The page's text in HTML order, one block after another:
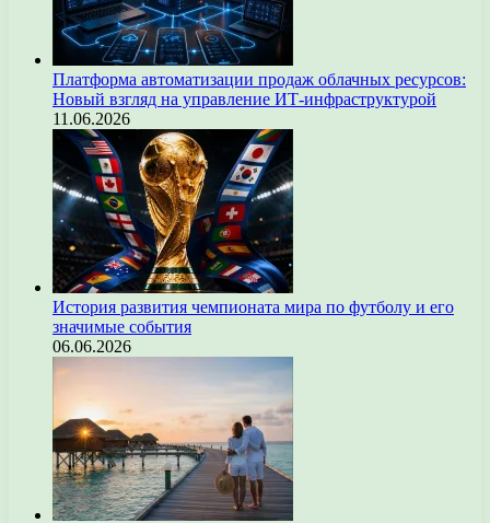
Платформа автоматизации продаж облачных ресурсов:
Новый взгляд на управление ИТ-инфраструктурой
11.06.2026
История развития чемпионата мира по футболу и его
значимые события
06.06.2026